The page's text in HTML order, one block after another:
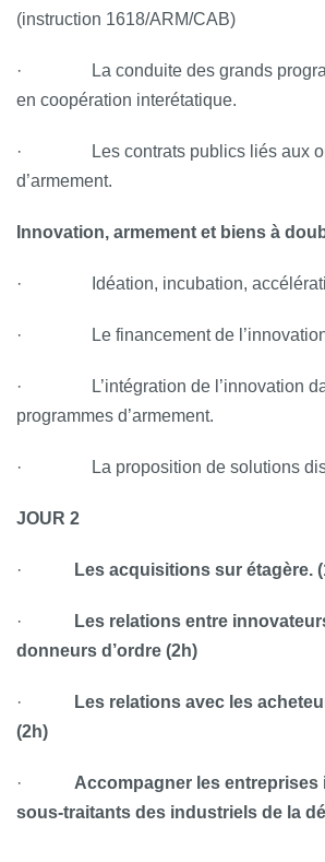
(instruction 1618/ARM/CAB)
· La conduite des grands
en coopération interétatique.
· Les contrats publics liés aux
d’armement.
Innovation, armement et biens à
· Idéation, incubation,
· Le financement de l’innovation
· L’intégration de l’innovation
programmes d’armement.
· La proposition de solutions
JOUR 2
· Les acquisitions sur étagère.
·
Les relations entre
donneurs d’ordre (2h)
·
Les relations avec les
(2h)
· Accompagner les entreprises
sous-traitants des industriels de la